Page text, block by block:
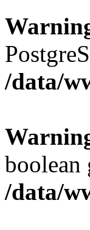
/data/
boolean
/data/